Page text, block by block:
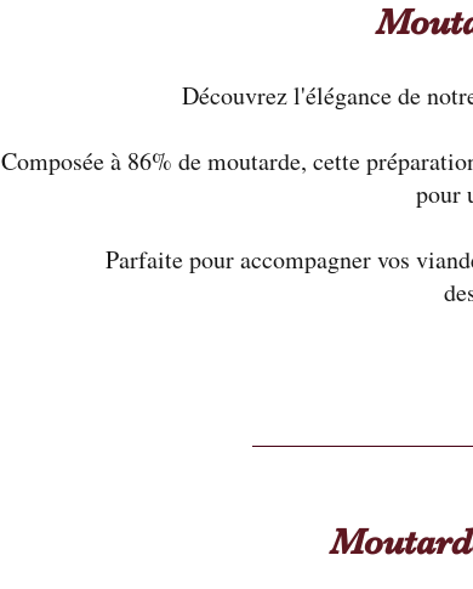
Découvrez l'élégance de
Composée à 86% de moutarde, cette
pour
Parfaite pour accompagner vos